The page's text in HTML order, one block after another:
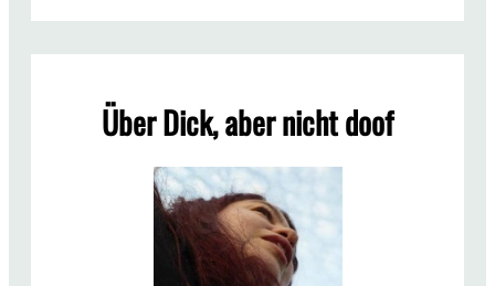
e
C
h
e
Über Dick, aber nicht doof